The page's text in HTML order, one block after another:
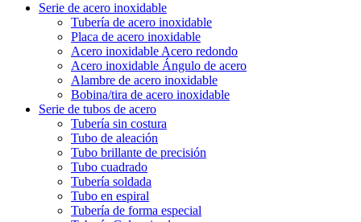
Serie de acero inoxidable
Tubería de acero inoxidable
Placa de acero inoxidable
Acero inoxidable Acero redondo
Acero inoxidable Ángulo de acero
Alambre de acero inoxidable
Bobina/tira de acero inoxidable
Serie de tubos de acero
Tubería sin costura
Tubo de aleación
Tubo brillante de precisión
Tubo cuadrado
Tubería soldada
Tubo en espiral
Tubería de forma especial